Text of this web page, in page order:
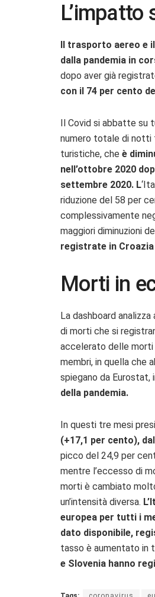
Il trasporto aereo
dalla pandemia in
dopo aver già
con il 74 per cento
Il Covid si abbatte
numero totale di
turistiche, che è
nell’ottobre 2020
settembre 2020. L
riduzione del 58 per
complessivamente
maggiori diminuzioni
registrate in Croazia
Morti in
La dashboard
di morti che si
accelerato delle morti
membri, in quella che
spiegano da
della pandemia.
In questi tre mesi
(+17,1 per cento),
picco del 24,9 per
mentre l’eccesso di
morti è cambiato
un’intensità diversa.
europea per tutti i
dato disponibile,
tasso è aumentato in
e Slovenia hanno